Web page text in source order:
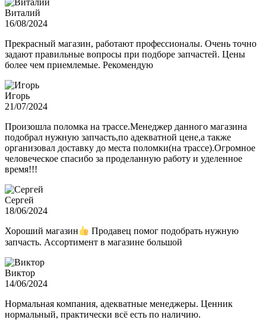
Виталий
16/08/2024
Прекрасный магазин, работают профессионалы. Очень точно
задают правильные вопросы при подборе запчастей. Цены
более чем приемлемые. Рекомендую
Игорь
21/07/2024
Произошла поломка на трассе.Менеджер данного магазина
подобрал нужную запчасть,по адекватной цене,а также
организовал доставку до места поломки(на трассе).Огромное
человеческое спасибо за проделанную работу и уделенное
время!!!
Сергей
18/06/2024
Хороший магазин
Продавец помог подобрать нужную
запчасть. Ассортимент в магазине большой
Виктор
14/06/2024
Нормальная компания, адекватные менеджеры. Ценник
нормальный, практически всё есть по наличию.